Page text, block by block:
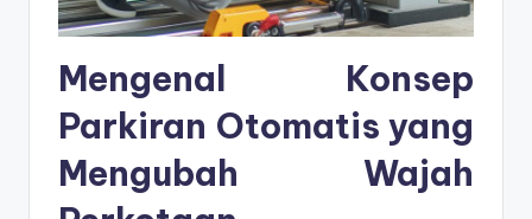
Mengenal Konsep
Parkiran Otomatis yang
Mengubah Wajah